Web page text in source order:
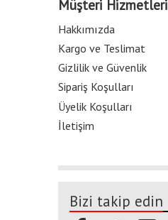
Müşteri Hizmetleri
Hakkımızda
Kargo ve Teslimat
Gizlilik ve Güvenlik
Sipariş Koşulları
Üyelik Koşulları
İletişim
Bizi takip edin